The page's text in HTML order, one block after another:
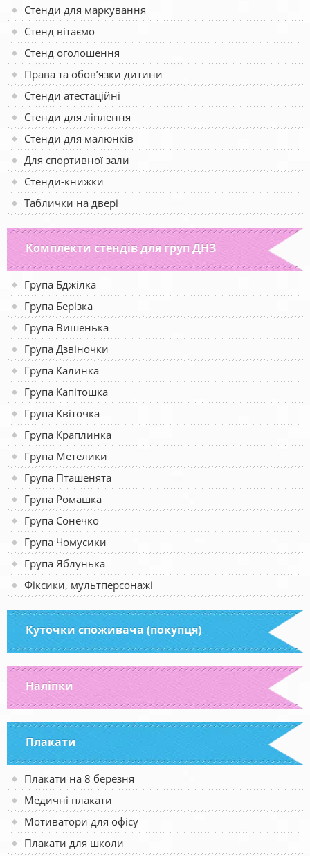
Стенди для маркування
Стенд вітаємо
Стенд оголошення
Права та обов’язки дитини
Стенди атестаційні
Стенди для ліплення
Стенди для малюнків
Для спортивної зали
Стенди-книжки
Таблички на двері
Комплекти стендів для груп ДНЗ
Група Бджілка
Група Берізка
Група Вишенька
Група Дзвіночки
Група Калинка
Група Капітошка
Група Квіточка
Група Краплинка
Група Метелики
Група Пташенята
Група Ромашка
Група Сонечко
Група Чомусики
Група Яблунька
Фіксики, мультперсонажі
Куточки споживача (покупця)
Наліпки
Плакати
Плакати на 8 березня
Медичні плакати
Мотиватори для офісу
Плакати для школи